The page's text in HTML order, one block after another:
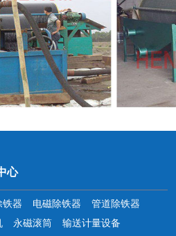
心
铁器 电磁除铁器
管道除铁器
永磁滚筒 输送计量设备